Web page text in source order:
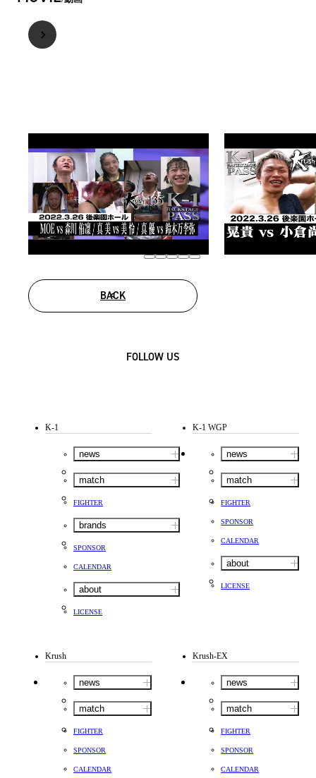
BACK
FOLLOW US
K-1
news
match
FIGHTER
brands
SPONSOR
CALENDAR
about
LICENSE
K-1 WGP
news
match
FIGHTER
SPONSOR
CALENDAR
about
LICENSE
Krush
news
match
FIGHTER
SPONSOR
CALENDAR
Krush-EX
news
match
FIGHTER
SPONSOR
CALENDAR